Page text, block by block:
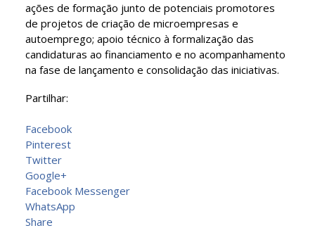
ações de formação junto de potenciais promotores
de projetos de criação de microempresas e
autoemprego; apoio técnico à formalização das
candidaturas ao financiamento e no acompanhamento
na fase de lançamento e consolidação das iniciativas.
Partilhar:
Facebook
Pinterest
Twitter
Google+
Facebook Messenger
WhatsApp
Share